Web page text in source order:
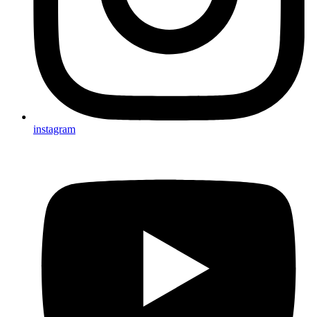
instagram